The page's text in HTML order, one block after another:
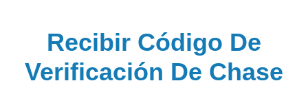
Recibir Código De
Verificación De Chase